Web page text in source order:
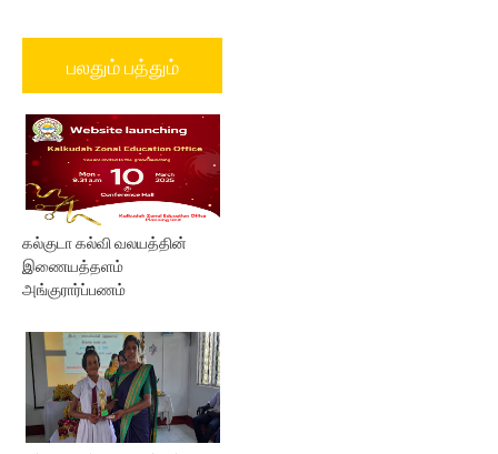
பலதும் பத்தும்
கல்குடா கல்வி வலயத்தின்
இணையத்தளம்
அங்குரார்ப்பணம்